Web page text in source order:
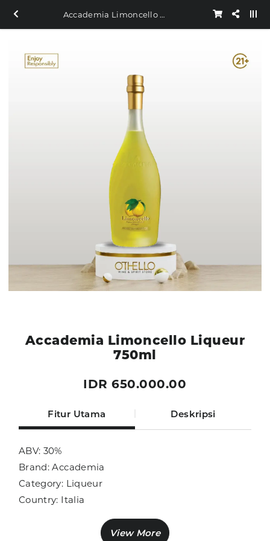
Accademia Limoncello Liqueur 750ml
Accademia Limoncello Liqueur
750ml
IDR 650.000.00
Fitur Utama Deskripsi
ABV: 30%
Brand: Accademia
Category: Liqueur
Country: Italia
Sub Category: Liqueur